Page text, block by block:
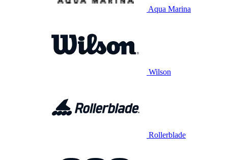
Aqua Marina
Wilson
Rollerblade